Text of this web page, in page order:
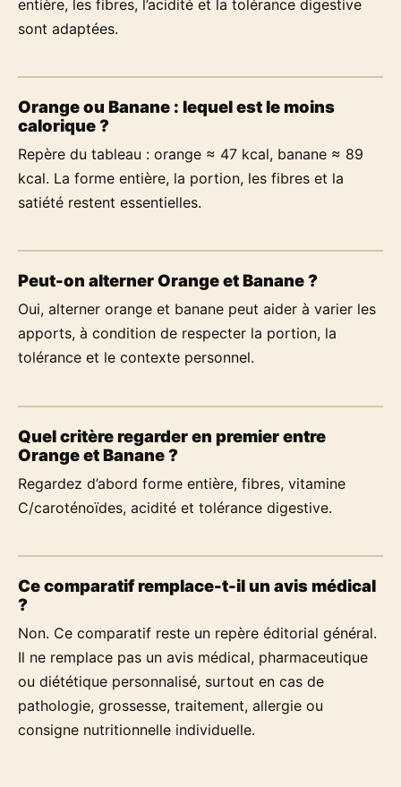
entière, les fibres, l’acidité et la tolérance digestive
sont adaptées.
Orange ou Banane : lequel est le moins
calorique ?
Repère du tableau : orange ≈ 47 kcal, banane ≈ 89
kcal. La forme entière, la portion, les fibres et la
satiété restent essentielles.
Peut-on alterner Orange et Banane ?
Oui, alterner orange et banane peut aider à varier les
apports, à condition de respecter la portion, la
tolérance et le contexte personnel.
Quel critère regarder en premier entre
Orange et Banane ?
Regardez d’abord forme entière, fibres, vitamine
C/caroténoïdes, acidité et tolérance digestive.
Ce comparatif remplace-t-il un avis médical
?
Non. Ce comparatif reste un repère éditorial général.
Il ne remplace pas un avis médical, pharmaceutique
ou diététique personnalisé, surtout en cas de
pathologie, grossesse, traitement, allergie ou
consigne nutritionnelle individuelle.